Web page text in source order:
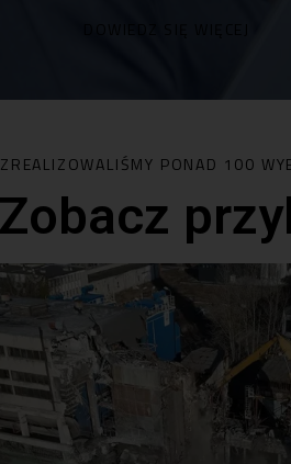
ZREALIZOWALIŚMY PONAD 100